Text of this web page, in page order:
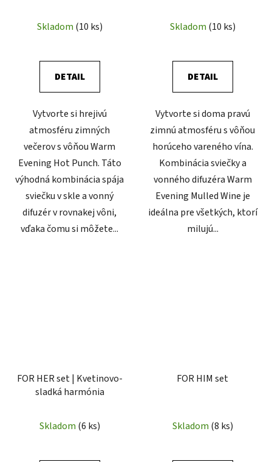
Skladom (10 ks)
DETAIL
Vytvorte si hrejivú
atmosféru zimných
večerov s vôňou Warm
Evening Hot Punch. Táto
výhodná kombinácia spája
sviečku v skle a vonný
difuzér v rovnakej vôni,
vďaka čomu si môžete...
Skladom (10 ks)
DETAIL
Vytvorte si doma pravú
zimnú atmosféru s vôňou
horúceho vareného vína.
Kombinácia sviečky a
vonného difuzéra Warm
Evening Mulled Wine je
ideálna pre všetkých, ktorí
milujú...
FOR HER set | Kvetinovo-
sladká harmónia
Skladom (6 ks)
FOR HIM set
Skladom (8 ks)